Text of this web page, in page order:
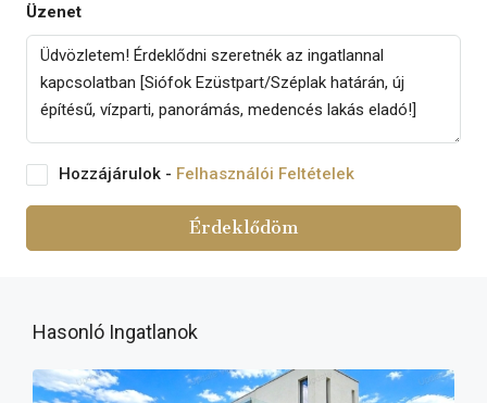
Üzenet
Hozzájárulok - Felhasználói Feltételek
Érdeklődöm
Hasonló Ingatlanok